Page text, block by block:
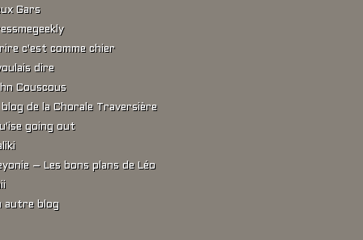
Gars
c'est comme chier
dire
Couscous
blog de la Chorale Traversière
going out
– Les bons plans de Léo
autre blog